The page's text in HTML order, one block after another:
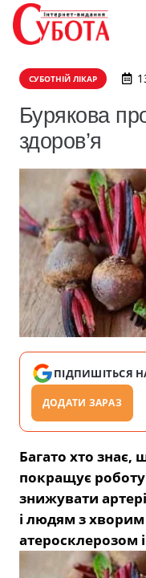
СУБОТНІЙ ЛІКАР
Бурякова
здоров’я
ПІДПИШІТЬСЯ
ДОДАТИ ЗАРАЗ
Багато хто знає,
покращує
знижувати
і людям з
атеросклерозом